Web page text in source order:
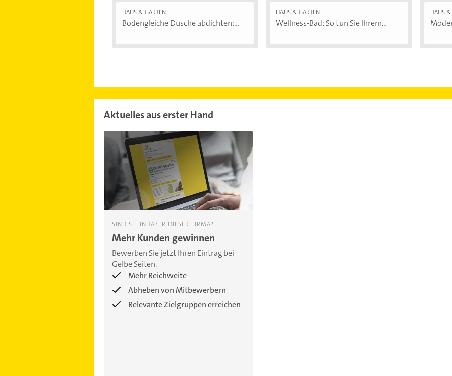
HAUS & GARTEN
Bodengleiche Dusche abdichten:...
HAUS & GARTEN
Wellness-Bad: So tun Sie Ihrem...
HAUS
Aktuelles aus erster Hand
SIND SIE INHABER DIESER FIRMA?
Mehr Kunden gewinnen
Bewerben Sie jetzt Ihren Eintrag bei
Gelbe Seiten.
Mehr Reichweite
Abheben von Mitbewerbern
Relevante Zielgruppen erreichen